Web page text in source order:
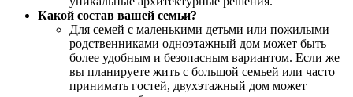
Какой состав вашей семьи?
Для семей с маленькими детьми или пожилыми
родственниками одноэтажный дом может быть
более удобным и безопасным вариантом. Если же
вы планируете жить с большой семьей или часто
принимать гостей, двухэтажный дом может